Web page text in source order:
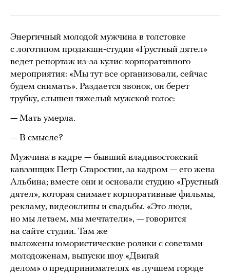
Энергичный молодой мужчина в толстовке
с логотипом продакшн-студии «Грустный дятел»
ведет репортаж из-за кулис корпоративного
мероприятия: «Мы тут все организовали, сейчас
будем снимать». Раздается звонок, он берет
трубку, слышен тяжелый мужской голос:
— Мать умерла.
— В смысле?
Мужчина в кадре — бывший владивостокский
кавээнщик Петр Старостин, за кадром — его жена
Альбина; вместе они и основали студию «Грустный
дятел», которая снимает корпоративные фильмы,
рекламу, видеоклипы и свадьбы. «Это люди,
но мы летаем, мы мечтатели», — говорится
на сайте студии. Там же
выложены юмористические ролики с советами
молодоженам, выпуски шоу «Двигай
делом» о предпринимателях «в лучшем городе